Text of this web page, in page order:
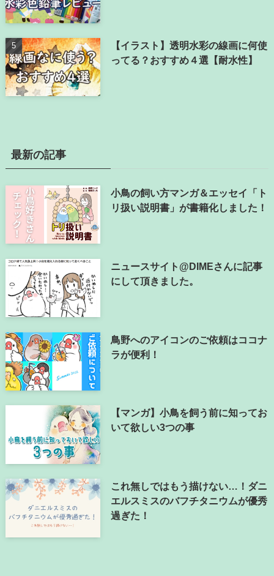
【イラスト】透明水彩の線画に何使
ってる？おすすめ４選【耐水性】
最新の記事
小鳥の飼い方マンガ＆エッセイ「ト
リ扱い説明書」が書籍化しました！
ニュースサイト@DIMEさんに記事
にして頂きました。
鳥野へのアイコンのご依頼はココナ
ラが便利！
【マンガ】小鳥を飼う前に知ってお
いて欲しい3つの事
これ無しではもう描けない…！ダニ
エルスミスのバフチタニウムが優秀
過ぎた！